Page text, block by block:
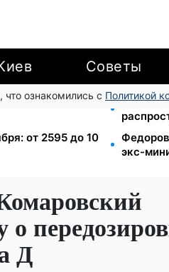
Советы
ознакомились с Политикой
но без палаток:
120 000
от 2595 до 10
экс-
о
Д